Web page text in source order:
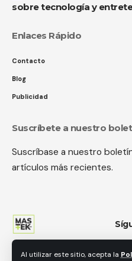
Al utilizar este sitio, acepta la
sobre tecnología y
Enlaces Rápido
Contacto
Blog
Publicidad
Suscríbete a nuestro
Suscríbase a nuestro
artículos más recientes.